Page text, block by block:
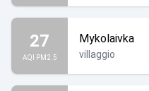
27
AQI PM2.5
Mykolaivka
villaggio